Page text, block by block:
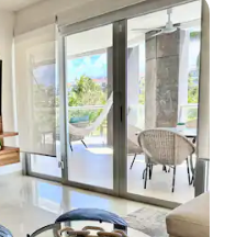
appréciés